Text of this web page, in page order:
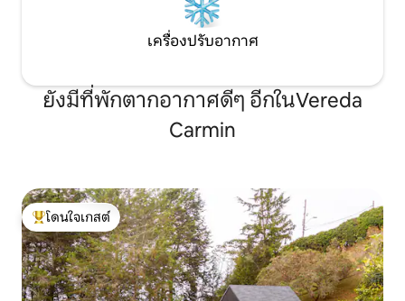
เครื่องปรับอากาศ
ยังมีที่พักตากอากาศดีๆ อีกในVereda
Carmin
โดนใจเกสต์ที่สุด
โดนใจเกสต์